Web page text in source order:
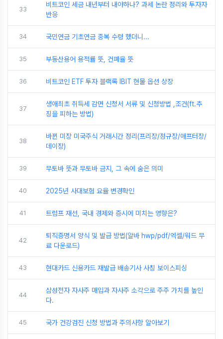
33
비트코인 세금 내년부터 내야하나? 과세 논란 정리와 투자자
반응
34 국민연금 기초연금 중복 수령 했더니...
35 부동산용어 용적률 뜻, 건폐율 뜻
36 비트코인 ETF 투자 블랙록 IBIT 현물 옵션 상장
37
생애최초 취득세 감면 신청서 서류 및 신청방법 ,조건(ft.추
징을 피하는 방법)
38
바뀐 미장 미국주식 거래시간 정리(프리장/정규장/애프터장/
데이장)
39 무토바 뜻과 무토바 금지, 그 속에 숨은 의미
40 2025년 사대보험 요율 변경확인
41 트럼프 재선, 국내 경제와 증시에 미치는 영향은?
42
퇴직증명서 양식 및 발급 방법(알바 hwp/pdf/엑셀/워드 무
료 다운로드)
43 현대카드 신용카드 재발급 배송기사 사칭 보이스피싱
44
삼성전자 자사주 매입과 자사주 소각으로 주주 가치를 높인
다.
45 국가 건강검진 신청 방법과 주의사항 알아보기